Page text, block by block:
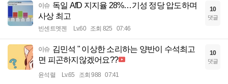
이슈 독일 AfD 지지율 28%…기성 정당 압도하며
사상 최고
빈센트멧젠 Lv.60 조회 825 07:46
10
댓글
이슈 김민석 " 이상한 소리하는 양반이 수석최고
면 피곤하지않겠어요??
윤석렬 Lv.65 조회 988 07:41
10
댓글